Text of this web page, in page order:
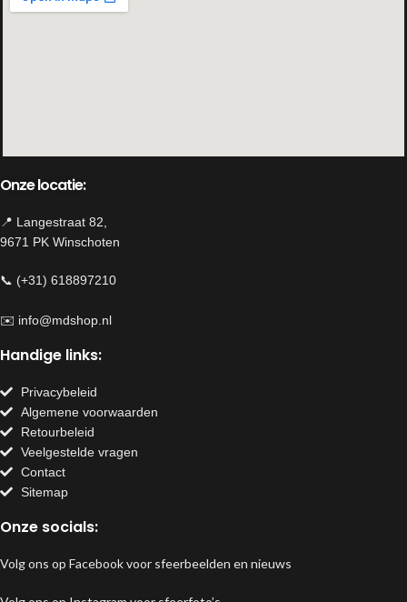
Onze locatie:
📍 Langestraat 82,
9671 PK Winschoten
📞 (+31) 618897210
✉️ info@mdshop.nl
Handige links:
Privacybeleid
Algemene voorwaarden
Retourbeleid
Veelgestelde vragen
Contact
Sitemap
Onze socials:
Volg ons op Facebook voor sfeerbeelden en nieuws